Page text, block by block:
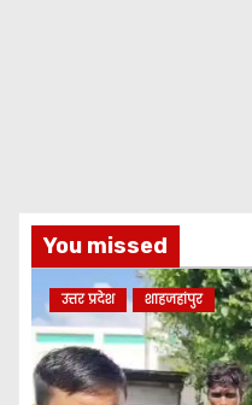
You missed
उत्तर प्रदेश शाहजहांपुर